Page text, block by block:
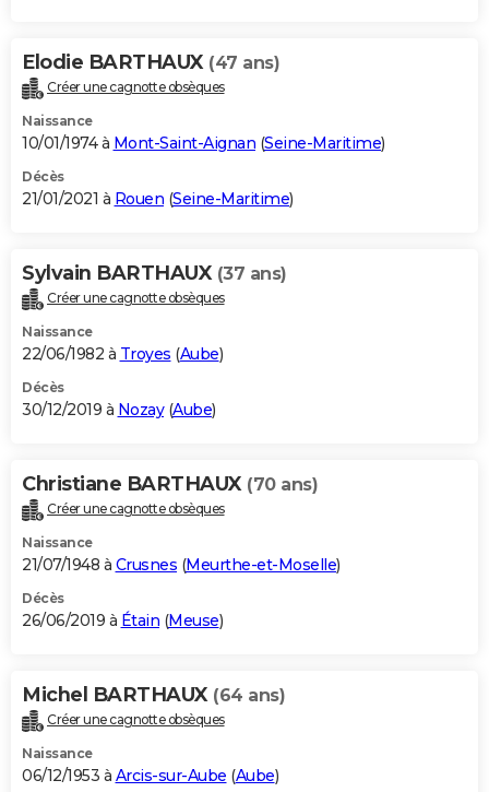
Elodie BARTHAUX (47 ans)
Créer une cagnotte obsèques
Naissance
10/01/1974 à Mont-Saint-Aignan (Seine-Maritime)
Décès
21/01/2021 à Rouen (Seine-Maritime)
Sylvain BARTHAUX (37 ans)
Créer une cagnotte obsèques
Naissance
22/06/1982 à Troyes (Aube)
Décès
30/12/2019 à Nozay(Aube)
Christiane BARTHAUX (70 ans)
Créer une cagnotte obsèques
Naissance
21/07/1948 à Crusnes (Meurthe-et-Moselle)
Décès
26/06/2019 à Étain (Meuse)
Michel BARTHAUX (64 ans)
Créer une cagnotte obsèques
Naissance
06/12/1953 à Arcis-sur-Aube (Aube)